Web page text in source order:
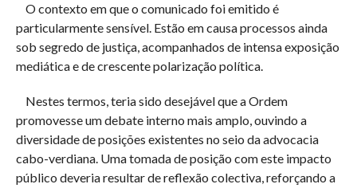
O contexto em que o comunicado foi emitido é
particularmente sensível. Estão em causa processos ainda
sob segredo de justiça, acompanhados de intensa exposição
mediática e de crescente polarização política.
Nestes termos, teria sido desejável que a Ordem
promovesse um debate interno mais amplo, ouvindo a
diversidade de posições existentes no seio da advocacia
cabo-verdiana. Uma tomada de posição com este impacto
público deveria resultar de reflexão colectiva, reforçando a